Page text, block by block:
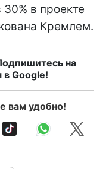
в проекте
Кремлем.
на
в Google!
вам удобно!